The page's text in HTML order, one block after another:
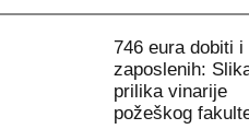
746 eura dobiti i
zaposlenih:
prilika vinarije
požeškog